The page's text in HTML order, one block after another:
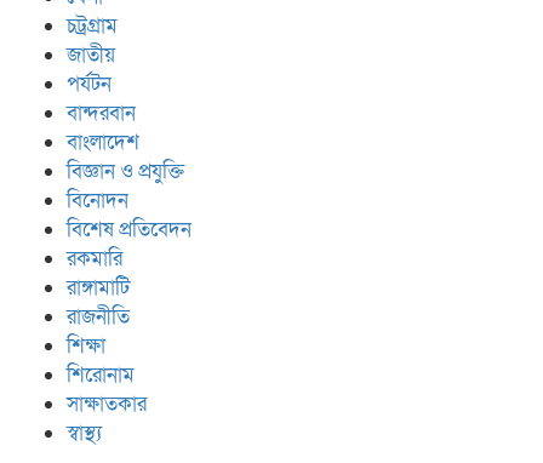
চট্রগ্রাম
জাতীয়
পর্যটন
বান্দরবান
বাংলাদেশ
বিজ্ঞান ও প্রযুক্তি
বিনোদন
বিশেষ প্রতিবেদন
রকমারি
রাঙ্গামাটি
রাজনীতি
শিক্ষা
শিরোনাম
সাক্ষাতকার
স্বাস্থ্য